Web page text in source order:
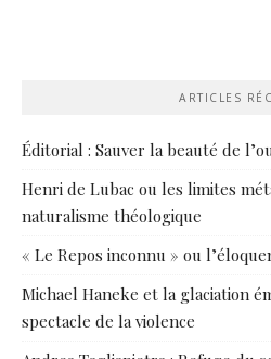
ARTICLES
Éditorial : Sauver la beauté de
Henri de Lubac ou les limites
naturalisme théologique
« Le Repos inconnu » ou
Michael Haneke et la glaciation
spectacle de la violence